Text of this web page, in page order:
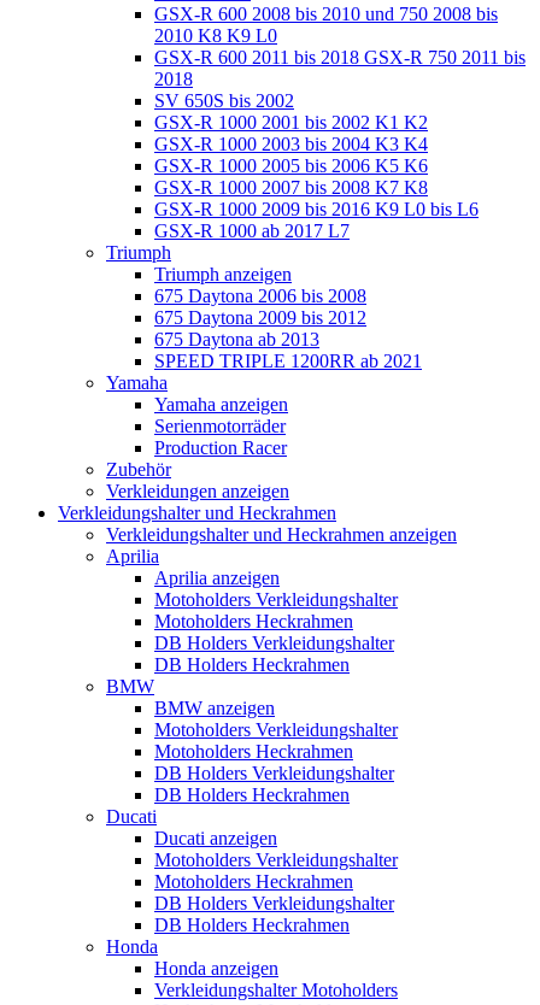
GSX-R 600 2008 bis 2010 und 750 2008 bis
2010 K8 K9 L0
GSX-R 600 2011 bis 2018 GSX-R 750 2011 bis
2018
SV 650S bis 2002
GSX-R 1000 2001 bis 2002 K1 K2
GSX-R 1000 2003 bis 2004 K3 K4
GSX-R 1000 2005 bis 2006 K5 K6
GSX-R 1000 2007 bis 2008 K7 K8
GSX-R 1000 2009 bis 2016 K9 L0 bis L6
GSX-R 1000 ab 2017 L7
Triumph
Triumph anzeigen
675 Daytona 2006 bis 2008
675 Daytona 2009 bis 2012
675 Daytona ab 2013
SPEED TRIPLE 1200RR ab 2021
Yamaha
Yamaha anzeigen
Serienmotorräder
Production Racer
Zubehör
Verkleidungen anzeigen
Verkleidungshalter und Heckrahmen
Verkleidungshalter und Heckrahmen anzeigen
Aprilia
Aprilia anzeigen
Motoholders Verkleidungshalter
Motoholders Heckrahmen
DB Holders Verkleidungshalter
DB Holders Heckrahmen
BMW
BMW anzeigen
Motoholders Verkleidungshalter
Motoholders Heckrahmen
DB Holders Verkleidungshalter
DB Holders Heckrahmen
Ducati
Ducati anzeigen
Motoholders Verkleidungshalter
Motoholders Heckrahmen
DB Holders Verkleidungshalter
DB Holders Heckrahmen
Honda
Honda anzeigen
Verkleidungshalter Motoholders